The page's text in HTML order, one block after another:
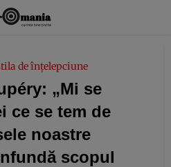
de înțelepciune
„Mi se
ce se tem de
noastre
scopul
modal-check